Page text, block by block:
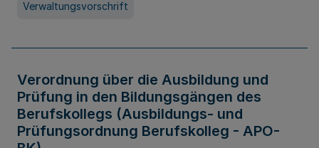
Verwaltungsvorschrift
Verordnung über die Ausbildung und
Prüfung in den Bildungsgängen des
Berufskollegs (Ausbildungs- und
Prüfungsordnung Berufskolleg - APO-